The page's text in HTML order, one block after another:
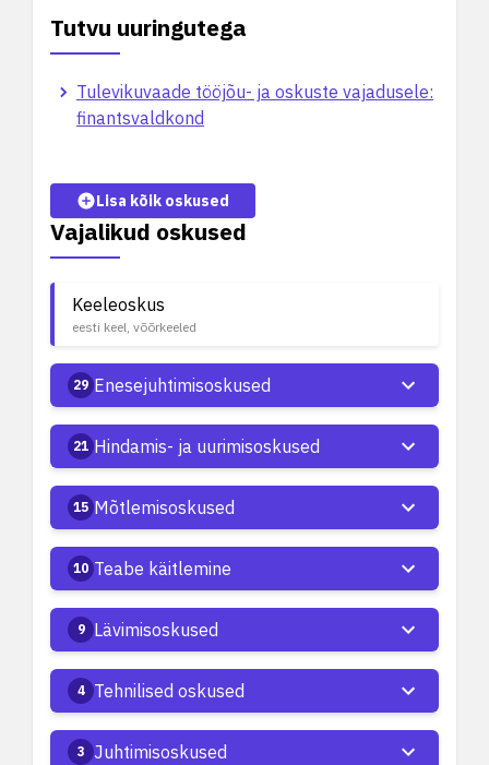
Tutvu uuringutega
Tulevikuvaade tööjõu- ja oskuste vajadusele:
finantsvaldkond
Vajalikud oskused
Lisa kõik oskused
Keeleoskus
eesti keel, võõrkeeled
29 Enesejuhtimisoskused
21 Hindamis- ja uurimisoskused
15 Mõtlemisoskused
10 Teabe käitlemine
9 Lävimisoskused
4 Tehnilised oskused
3 Juhtimisoskused